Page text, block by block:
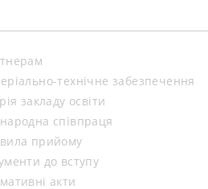
технічне забезпечення
закладу освіти
співпраця
прийому
до вступу
акти